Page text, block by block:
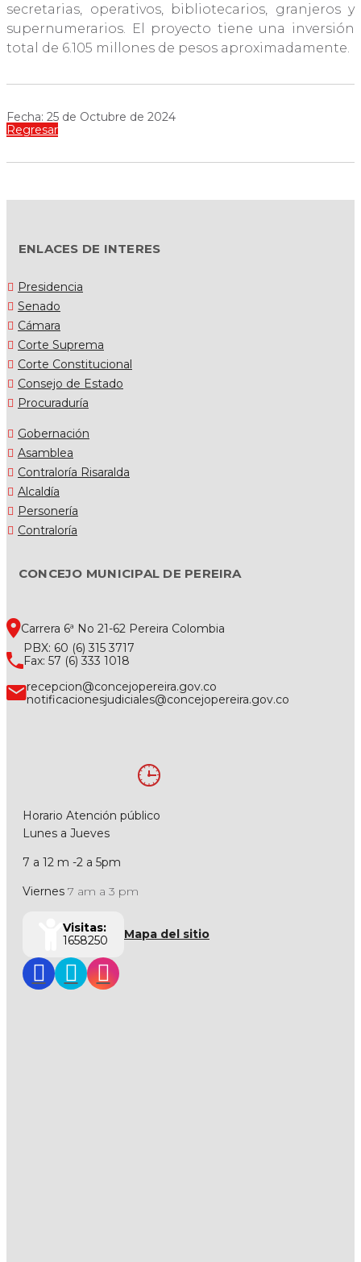
secretarias, operativos, bibliotecarios, granjeros y
supernumerarios. El proyecto tiene una inversión
total de 6.105 millones de pesos aproximadamente.
Fecha: 25 de Octubre de 2024
Regresar
ENLACES DE INTERES
Presidencia
Senado
Cámara
Corte Suprema
Corte Constitucional
Consejo de Estado
Procuraduría
Gobernación
Asamblea
Contraloría Risaralda
Alcaldía
Personería
Contraloría
CONCEJO MUNICIPAL DE PEREIRA
Carrera 6ª No 21-62 Pereira Colombia
PBX: 60 (6) 315 3717
Fax: 57 (6) 333 1018
recepcion@concejopereira.gov.co
notificacionesjudiciales@concejopereira.gov.co
Horario Atención público
Lunes a Jueves
7 a 12 m -2 a 5pm
Viernes 7 am a 3 pm
Visitas:
1658250
Mapa del sitio